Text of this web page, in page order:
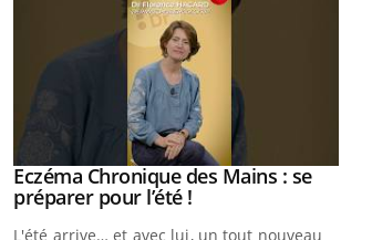
Youtube
Eczéma Chronique des Mains : se
préparer pour l’été !Youtube
L'été arrive… et avec lui, un tout nouveau